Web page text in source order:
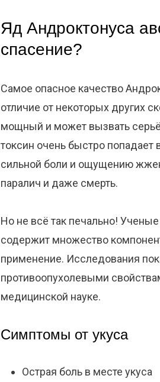
Яд Андроктонуса
спасение?
Самое опасное качество
отличие от некоторых других
мощный и может вызвать
токсин очень быстро
сильной боли и ощущению
паралич и даже смерть.
Но не всё так печально!
содержит множество
применение. Исследования
противоопухолевыми
медицинской науке.
Симптомы от укуса
Острая боль в месте укуса